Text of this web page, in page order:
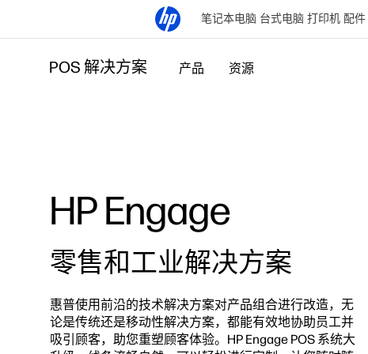
笔记本电脑 台式电脑 打印机 配件
POS 解决方案 产品 资源
HP Engage
零售和工业解决方案
惠普使用前沿的技术解决方案对产品组合进行改造，无
论是传统还是移动性解决方案，都能有效地协助员工并
吸引顾客，助您重塑顾客体验。HP Engage POS 系统大